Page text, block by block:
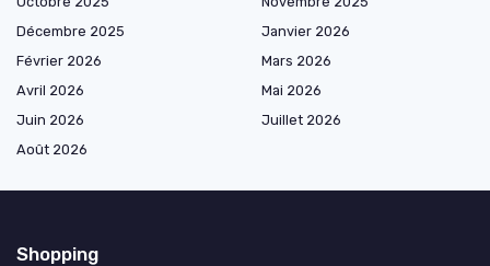
Décembre 2025
Janvier 2026
Février 2026
Mars 2026
Avril 2026
Mai 2026
Juin 2026
Juillet 2026
Août 2026
Shopping